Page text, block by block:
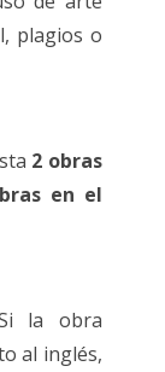
plagios o
2 obras
en el
la obra
al inglés,